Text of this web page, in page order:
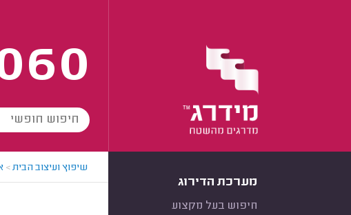
מערכת הדירוג
חיפוש בעל מקצוע
שיפוץ ועיצוב הבית>